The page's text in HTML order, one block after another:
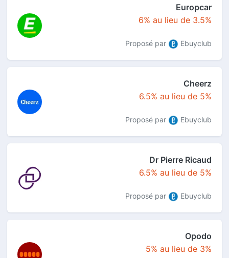
Europcar
6% au lieu de 3.5%
Proposé par Ebuyclub
Cheerz
6.5% au lieu de 5%
Proposé par Ebuyclub
Dr Pierre Ricaud
6.5% au lieu de 5%
Proposé par Ebuyclub
Opodo
5% au lieu de 3%